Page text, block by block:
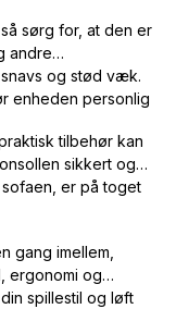
sørg for, at den er
andre
og stød væk.
enheden personlig
tilbehør kan
sikkert og
er på toget
gang imellem,
ergonomi og
spillestil og løft